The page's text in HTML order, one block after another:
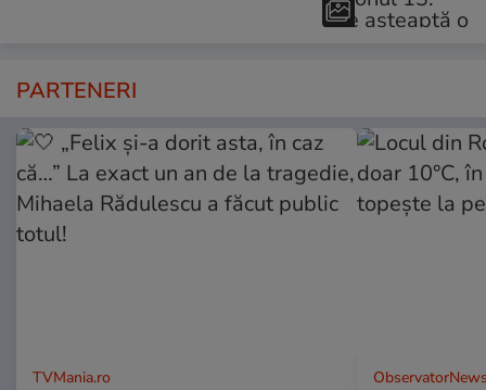
PARTENERI
TVMania.ro